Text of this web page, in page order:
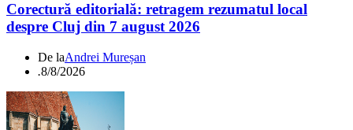
Corectură editorială: retragem rezumatul local
despre Cluj din 7 august 2026
De laAndrei Mureșan
.8/8/2026